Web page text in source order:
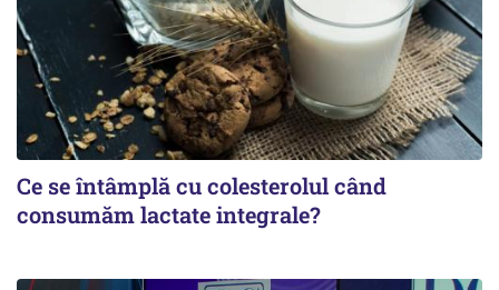
Ce se întâmplă cu colesterolul când
consumăm lactate integrale?